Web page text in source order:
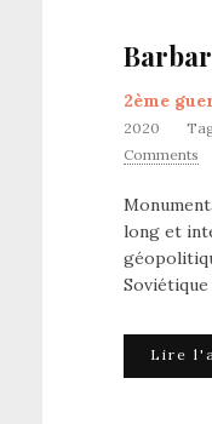
2ème
2020
Comments
long et
Lire